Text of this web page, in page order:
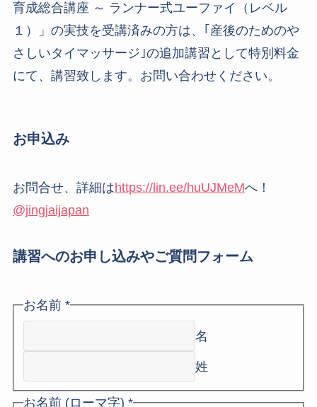
育成総合講座 ～ ランナー式ユーファイ（レベル
１）」の実技を受講済みの方は、｢産後のためのや
さしいタイマッサージ｣の追加講習として特別料金
にて、講習致します。お問い合わせください。
お申込み
お問合せ、詳細はhttps://lin.ee/huUJMeMへ！
@jingjaijapan
講習へのお申し込みやご質問フォーム
お名前*
名
姓
お名前 (ローマ字)*